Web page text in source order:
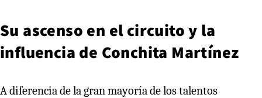
Su ascenso en el circuito y la
influencia de Conchita Martínez
A diferencia de la gran mayoría de los talentos